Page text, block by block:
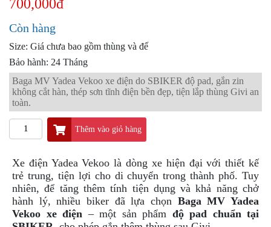
ĐỒ
PG1
PHỤ
KIỆN
YAMAHA
PG-
1
CẢNG
ĐỒ
CHƠI
XE
PHỤ
700,000đ
Còn hàng
Size: Giá chưa bao gồm thùng và đế
Bảo hành: 24 Tháng
Baga MV Yadea Vekoo xe điện do SBIKER độ pad, gắn zin
không cắt hàn, thép sơn tĩnh điện bền đẹp, tiện lắp thùng Givi an
toàn.
Thêm vào giỏ hàng
Xe điện Yadea Vekoo là dòng xe hiện đại với thiết kế
trẻ trung, tiện lợi cho di chuyển trong thành phố. Tuy
nhiên, để tăng thêm tính tiện dụng và khả năng chở
hành lý, nhiều biker đã lựa chọn Baga MV Yadea
Vekoo xe điện – một sản phẩm độ pad chuẩn tại